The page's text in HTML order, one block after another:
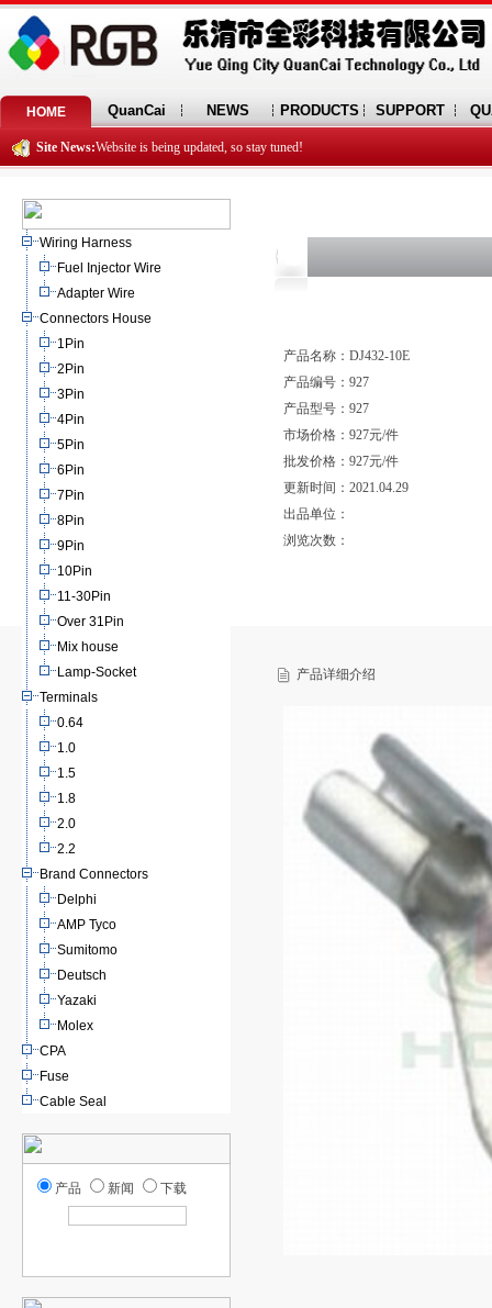
HOME QuanCai NEWS PRODUCTS SUPPORT
Site News:Website is being updated, so stay tuned!
Wiring Harness
Fuel Injector Wire
Adapter Wire
Connectors House
1Pin
2Pin
3Pin
4Pin
5Pin
6Pin
7Pin
8Pin
9Pin
10Pin
11-30Pin
Over 31Pin
Mix house
Lamp-Socket
Terminals
0.64
1.0
1.5
1.8
2.0
2.2
Brand Connectors
Delphi
AMP Tyco
Sumitomo
Deutsch
Yazaki
Molex
CPA
Fuse
Cable Seal
产品 新闻 下载
产品名称：DJ432-10E
产品编号：927
产品型号：927
市场价格：927元/件
批发价格：927元/件
更新时间：2021.04.29
出品单位：
浏览次数：
产品详细介绍